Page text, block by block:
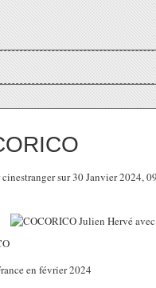
sur 30 Janvier 2024,
en février 2024